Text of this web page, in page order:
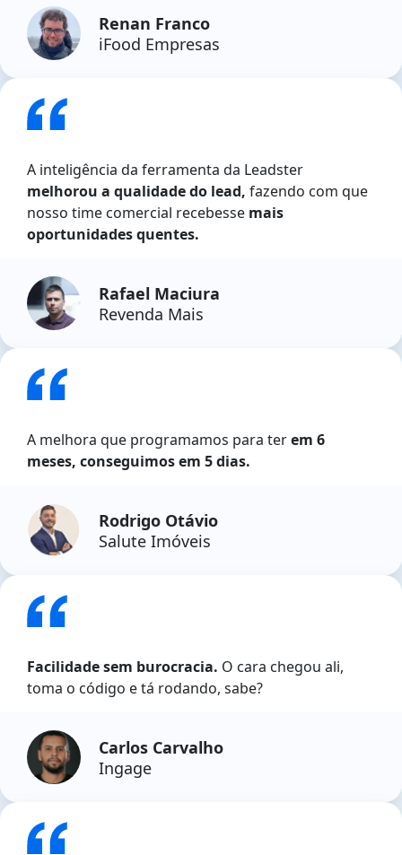
Renan Franco
iFood Empresas
A inteligência da ferramenta da Leadster
melhorou a qualidade do lead, fazendo com que
nosso time comercial recebesse mais
oportunidades quentes.
Rafael Maciura
Revenda Mais
A melhora que programamos para terem 6
meses, conseguimos em 5 dias.
Rodrigo Otávio
Salute Imóveis
Facilidade sem burocracia. O cara chegou ali,
toma o código e tá rodando, sabe?
Carlos Carvalho
Ingage